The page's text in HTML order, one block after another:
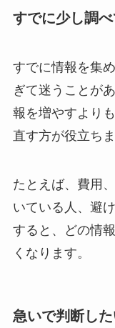
すでに少し調
すでに情報を集
ぎて迷うことが
報を増やすより
直す方が役立ちま
たとえば、費用
いている人、避
すると、どの情
くなります。
急いで判断し